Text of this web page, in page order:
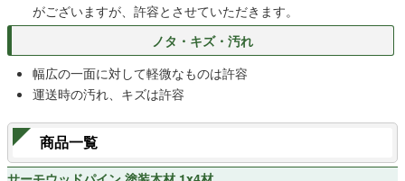
がございますが、許容とさせていただきます。
ノタ・キズ・汚れ
幅広の一面に対して軽微なものは許容
運送時の汚れ、キズは許容
商品一覧